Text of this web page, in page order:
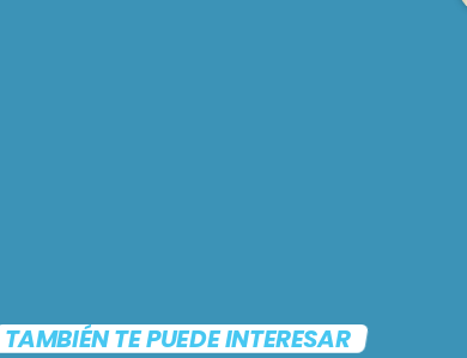
TAMBIÉN TE PUEDE INTERESAR